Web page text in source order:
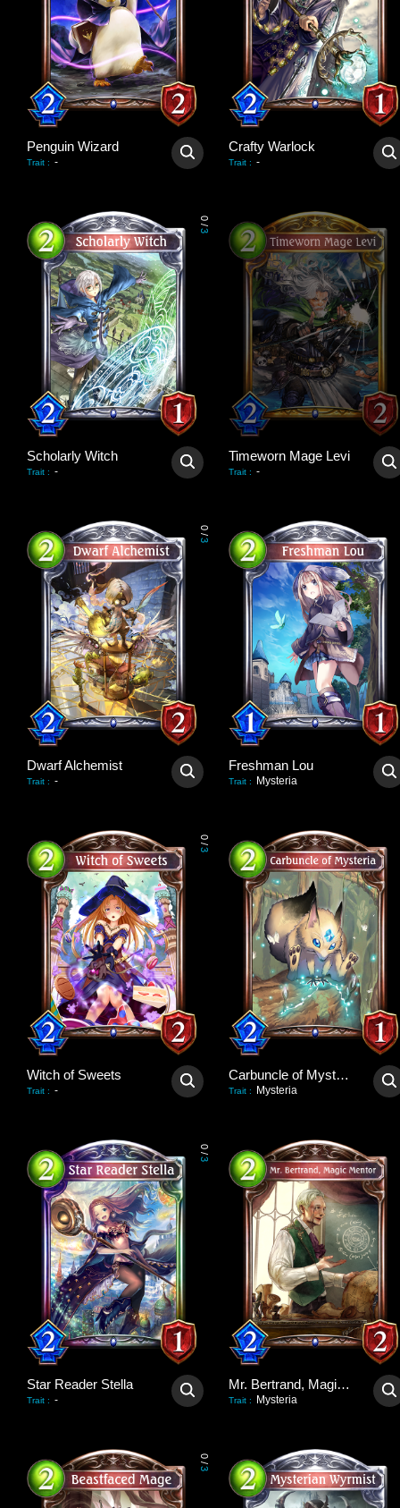
Penguin Wizard
Trait : -
Crafty Warlock
Trait : -
0
/
3
Scholarly Witch
Trait : -
Timeworn Mage Levi
Trait : -
0
/
3
Dwarf Alchemist
Trait : -
Freshman Lou
Trait : Mysteria
0
/
3
Witch of Sweets
Trait : -
Carbuncle of Mysteria
Trait : Mysteria
0
/
3
Star Reader Stella
Trait : -
Mr. Bertrand, Magic Mentor
Trait : Mysteria
0
/
3